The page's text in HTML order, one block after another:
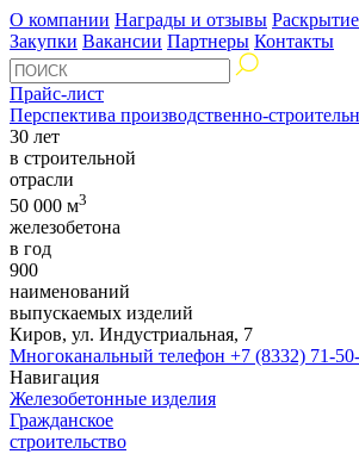
О компании Награды и отзывы
Закупки Вакансии Партнеры Контакты
Прайс-лист
Перспектива производственно-
30 лет
в строительной
отрасли
50 000 м3
железобетона
в год
900
наименований
выпускаемых изделий
Киров, ул. Индустриальная, 7
Многоканальный телефон +7 (8332) 71-
Навигация
Железобетонные изделия
Гражданское
строительство